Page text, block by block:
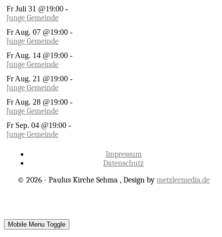
Fr Juli 31 @19:00 -
Junge Gemeinde
Fr Aug. 07 @19:00 -
Junge Gemeinde
Fr Aug. 14 @19:00 -
Junge Gemeinde
Fr Aug. 21 @19:00 -
Junge Gemeinde
Fr Aug. 28 @19:00 -
Junge Gemeinde
Fr Sep. 04 @19:00 -
Junge Gemeinde
Impressum
Datenschutz
© 2026 - Paulus Kirche Sehma , Design by metzlermedia.de
Mobile Menu Toggle